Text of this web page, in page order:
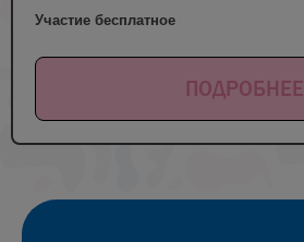
Участие бесплатное
ПОДРОБНЕЕ